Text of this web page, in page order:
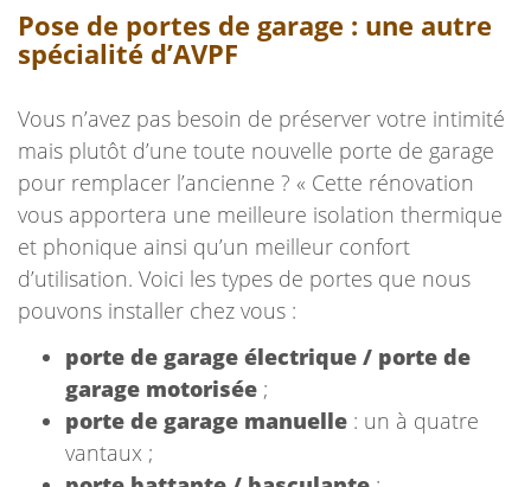
Pose de portes de garage : une autre
spécialité d’AVPF
Vous n’avez pas besoin de préserver votre intimité
mais plutôt d’une toute nouvelle porte de garage
pour remplacer l’ancienne ? « Cette rénovation
vous apportera une meilleure isolation thermique
et phonique ainsi qu’un meilleur confort
d’utilisation. Voici les types de portes que nous
pouvons installer chez vous :
porte de garage électrique / porte de
garage motorisée ;
porte de garage manuelle : un à quatre
vantaux ;